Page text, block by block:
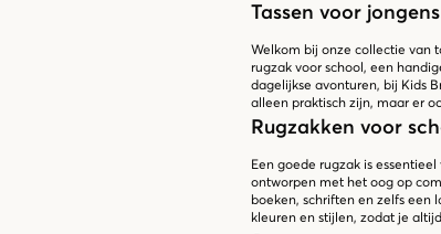
Tassen voor jongens
Welkom bij onze collectie van
rugzak voor school, een
dagelijkse avonturen, bij Kids
alleen praktisch zijn, maar er
Rugzakken voor
Een goede rugzak is
ontworpen met het oog op
boeken, schriften en zelfs een
kleuren en stijlen, zodat je